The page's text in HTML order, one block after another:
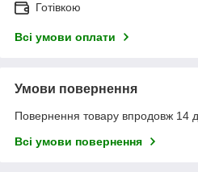
Готівкою
Всі умови оплати
Умови повернення
Повернення товару впродовж 14
Всі умови повернення